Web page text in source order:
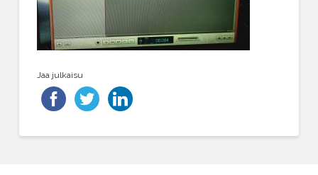
Jaa julkaisu